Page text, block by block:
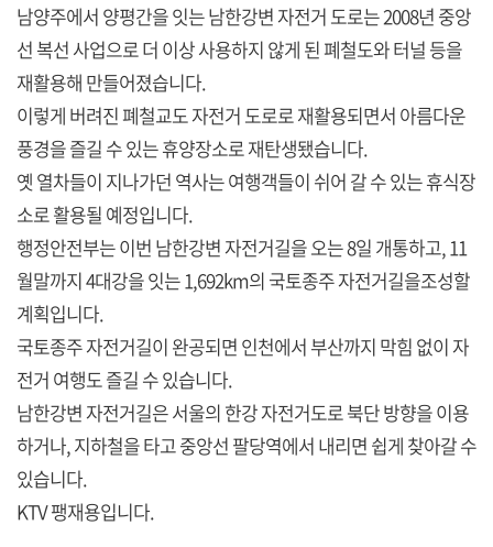
남양주에서 양평간을 잇는 남한강변 자전거 도로는 2008년 중앙
선 복선 사업으로 더 이상 사용하지 않게 된 폐철도와 터널 등을
재활용해 만들어졌습니다.
이렇게 버려진 폐철교도 자전거 도로로 재활용되면서 아름다운
풍경을 즐길 수 있는 휴양장소로 재탄생됐습니다.
옛 열차들이 지나가던 역사는 여행객들이 쉬어 갈 수 있는 휴식장
소로 활용될 예정입니다.
행정안전부는 이번 남한강변 자전거길을 오는 8일 개통하고, 11
월말까지 4대강을 잇는 1,692km의 국토종주 자전거길을조성할
계획입니다.
국토종주 자전거길이 완공되면 인천에서 부산까지 막힘 없이 자
전거 여행도 즐길 수 있습니다.
남한강변 자전거길은 서울의 한강 자전거도로 북단 방향을 이용
하거나, 지하철을 타고 중앙선 팔당역에서 내리면 쉽게 찾아갈 수
있습니다.
KTV 팽재용입니다.